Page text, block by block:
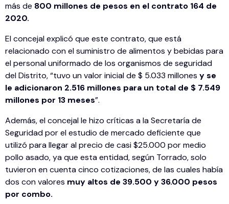
más de 800 millones de pesos en el contrato 164 de
2020.
El concejal explicó que este contrato, que está
relacionado con el suministro de alimentos y bebidas para
el personal uniformado de los organismos de seguridad
del Distrito, “tuvo un valor inicial de $ 5.033 millones y se
le adicionaron 2.516 millones para un total de $ 7.549
millones por 13 meses”.
Además, el concejal le hizo críticas a la Secretaría de
Seguridad por el estudio de mercado deficiente que
utilizó para llegar al precio de casi $25.000 por medio
pollo asado, ya que esta entidad, según Torrado, solo
tuvieron en cuenta cinco cotizaciones, de las cuales había
dos con valores muy altos de 39.500 y 36.000 pesos
por combo.